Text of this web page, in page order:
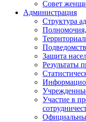
Совет
Администрация
Структура
Защита
Результаты
Участие в